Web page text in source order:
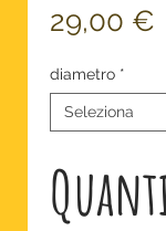
29,00 €
diametro *